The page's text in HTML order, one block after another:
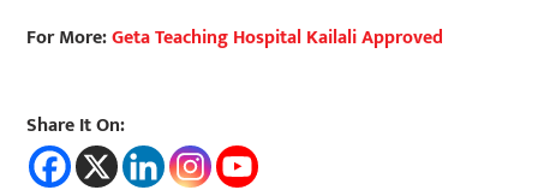
For More:Geta Teaching Hospital Kailali Approved
Share It On: